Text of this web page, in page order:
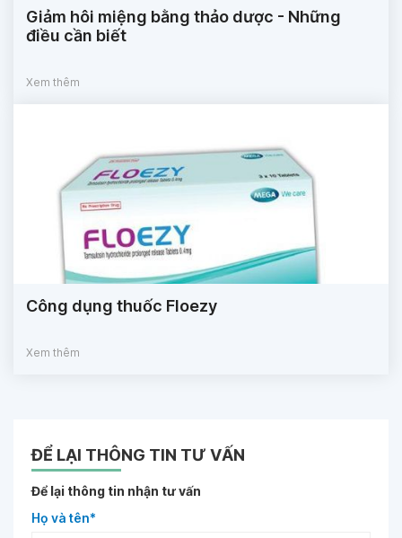
Giảm hôi miệng bằng thảo dược - Những
điều cần biết
Xem thêm
Công dụng thuốc Floezy
Xem thêm
ĐỂ LẠI THÔNG TIN TƯ VẤN
Để lại thông tin nhận tư vấn
Họ và tên*